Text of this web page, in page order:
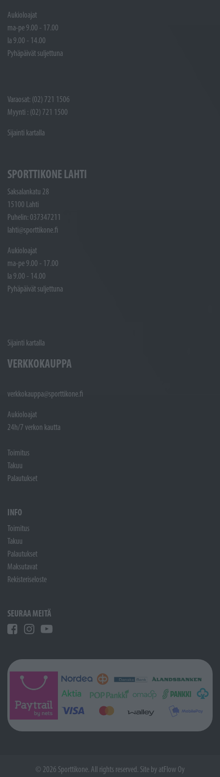
Aukioloajat
ma-pe 9.00 - 17.00
la 9.00 - 14.00
Pyhäpäivät suljettuna
Varaosat: (02) 721 1506
Myynti : (02) 721 1500
Sijainti kartalla
SPORTTIKONE LAHTI
Saksalankatu 28
15100 Lahti
Puhelin: 037347211
lahti@sporttikone.fi
Aukioloajat
ma-pe 9.00 - 17.00
la 9.00 - 14.00
Pyhäpäivät suljettuna
Sijainti kartalla
VERKKOKAUPPA
verkkokauppa@sporttikone.fi
Aukioloajat
24h/7 verkon kautta
Toimitus
Takuu
Palautukset
INFO
Toimitus
Takuu
Palautukset
Maksutavat
Rekisteriseloste
SEURAA MEITÄ
© 2026 Sporttikone. All rights reserved. Site by atFlow Oy